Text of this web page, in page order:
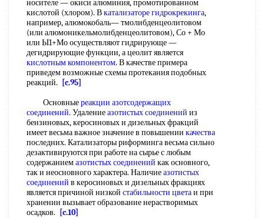
носителе — окиси алюминия, промотированном
кислотой (хлором). Вкатализаторе гидрокрекинга,
например, алюмокобаль— тмолибденцеолитовом
(или алюмоникельмолибденцеолитовом), Со + Мо
или Ы1+Мо осуществляют гидрирующе —
дегидрирующие функции, а цеолит является
кислотным компонентом. В качестве примера
приведем возможные схемы протекания подобных
реакций.
[c.95]
Основныереакции азотсодержащих
соединений. Удалениеазотистых соединений из
бензиновых, керосиновых и дизельных фракций
имеет весьма важное значение в повышении качества
последних. Катализаторы риформинга весьма сильно
дезактивируются при работе на сырье с любым
содержаниемазотистых соединений как основного,
так и неосновного характера. Наличиеазотистых
соединений в керосиновых и дизельных фракциях
является причиной низкой стабильности цветаи при
хранении вызывает образование нерастворимых
осадков.
[c.10]